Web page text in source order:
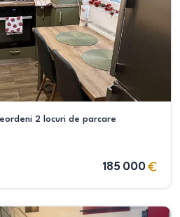
2 locuri de parcare
185 000